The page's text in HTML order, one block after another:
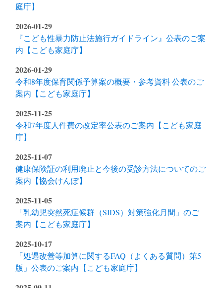
庭庁】
2026-01-29
『こども性暴力防止法施行ガイドライン』公表のご案
内【こども家庭庁】
2026-01-29
令和8年度保育関係予算案の概要・参考資料 公表のご
案内【こども家庭庁】
2025-11-25
令和7年度人件費の改定率公表のご案内【こども家庭
庁】
2025-11-07
健康保険証の利用廃止と今後の受診方法についてのご
案内【協会けんぽ】
2025-11-05
「乳幼児突然死症候群（SIDS）対策強化月間」のご
案内【こども家庭庁】
2025-10-17
「処遇改善等加算に関するFAQ（よくある質問）第5
版」公表のご案内【こども家庭庁】